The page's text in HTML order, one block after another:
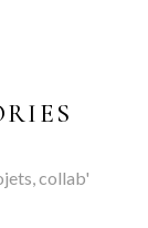
collab'